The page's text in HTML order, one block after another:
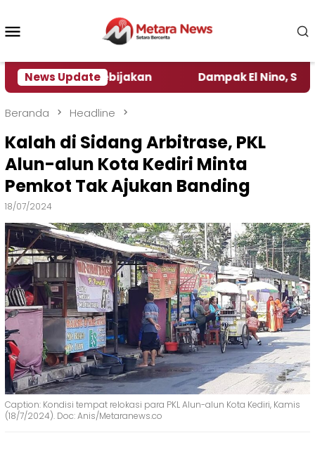
konten
News Update
Kebijakan Dampak El Nino, Sejumlah
Beranda Headline
Kalah di Sidang Arbitrase, PKL
Alun-alun Kota Kediri Minta
Pemkot Tak Ajukan Banding
18/07/2024
Caption: Kondisi tempat relokasi para PKL Alun-alun Kota Kediri, Kamis
(18/7/2024). Doc: Anis/Metaranews.co